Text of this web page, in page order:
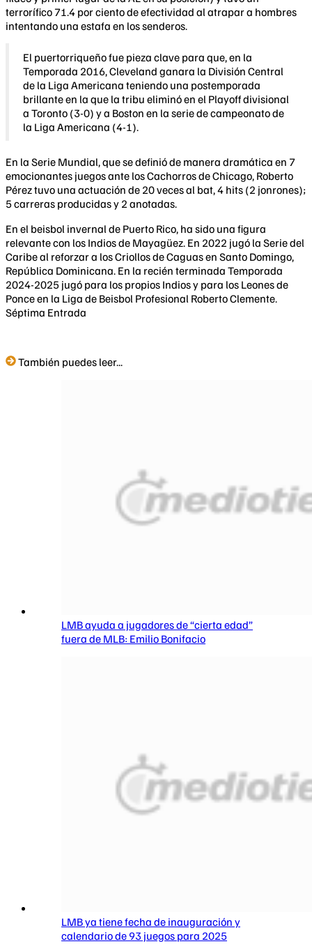
terrorífico 71.4 por ciento de efectividad al atrapar a hombres
intentando una estafa en los senderos.
El puertorriqueño fue pieza clave para que, en la
Temporada 2016, Cleveland ganara la División Central
de la Liga Americana teniendo una postemporada
brillante en la que la tribu eliminó en el Playoff divisional
a Toronto (3-0) y a Boston en la serie de campeonato de
la Liga Americana (4-1).
En la Serie Mundial, que se definió de manera dramática en 7
emocionantes juegos ante los Cachorros de Chicago, Roberto
Pérez tuvo una actuación de 20 veces al bat, 4 hits (2 jonrones);
5 carreras producidas y 2 anotadas.
En el beisbol invernal de Puerto Rico, ha sido una figura
relevante con los Indios de Mayagüez. En 2022 jugó la Serie del
Caribe al reforzar a los Criollos de Caguas en Santo Domingo,
República Dominicana. En la recién terminada Temporada
2024-2025 jugó para los propios Indios y para los Leones de
Ponce en la Liga de Beisbol Profesional Roberto Clemente.
Séptima Entrada
También puedes leer...
LMB ayuda a jugadores de “cierta edad”
fuera de MLB: Emilio Bonifacio
LMB ya tiene fecha de inauguración y
calendario de 93 juegos para 2025